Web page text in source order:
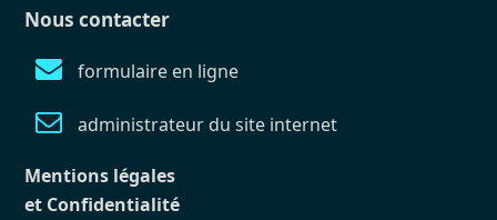
Nous contacter
formulaire en ligne
administrateur du site internet
Mentions légales
et Confidentialité